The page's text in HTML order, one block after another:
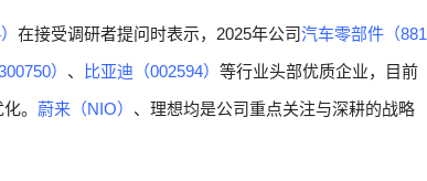
在接受调研者提问时表示，2025年公司汽车零部件（881
） 、 比亚迪（002594） 等行业头部优质企业，目前
。 蔚来（NIO） 、理想均是公司重点关注与深耕的战略